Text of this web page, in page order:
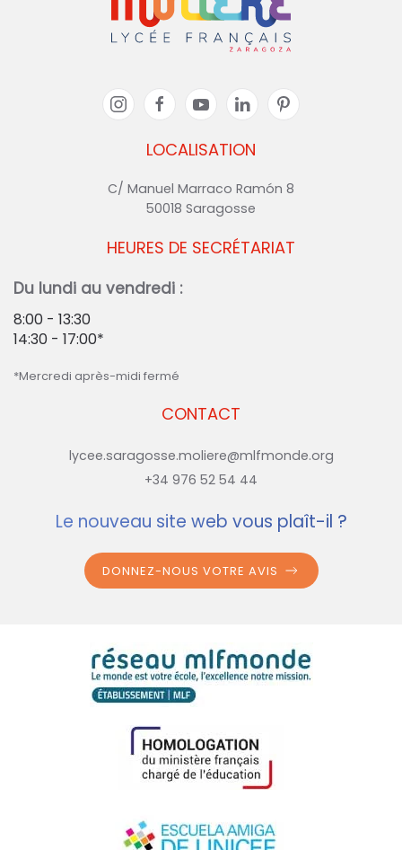
LOCALISATION
C/ Manuel Marraco Ramón 8
50018 Saragosse
CONTACT
lycee.saragosse.moliere@mlfmonde.org
+34 976 52 54 44
HEURES DE SECRÉTARIAT
Du lundi au vendredi :
8:00 - 13:30
14:30 - 17:00*
*Mercredi après-midi fermé
Le nouveau site web vous plaît-il ?
DONNEZ-NOUS VOTRE AVIS